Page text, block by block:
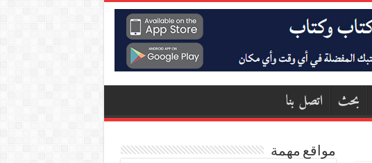
بحث اتصل بنا
مواقع مهمة